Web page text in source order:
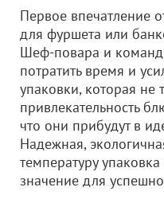
Первое впечатление
для фуршета или
Шеф-повара и
потратить время и
упаковки, которая
привлекательность
что они прибудут в
Надежная,
температуру
значение для